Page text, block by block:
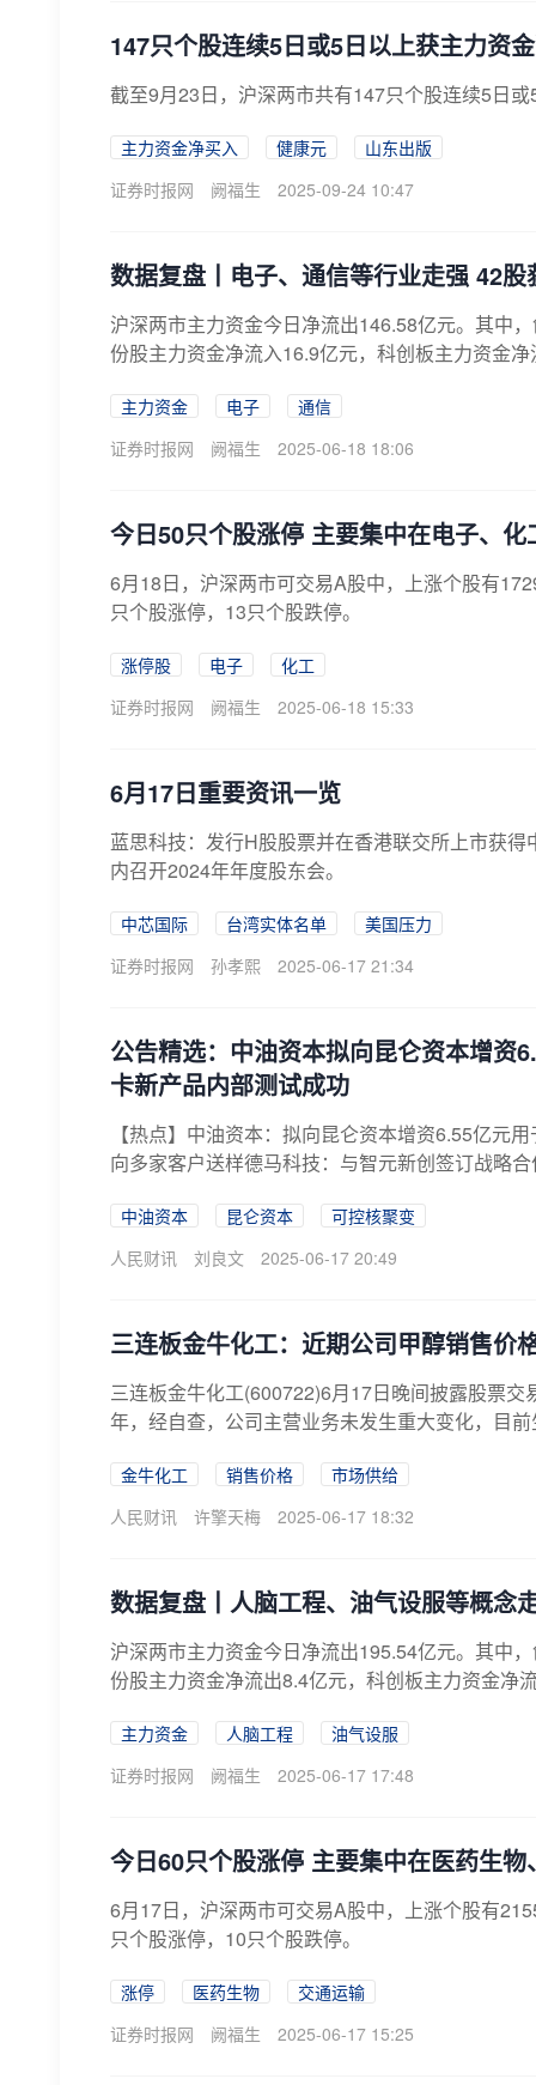
147只个股连续5日或5日以上获主力资
截至9月23日，沪深两市共有147只个股连续5日
主力资金净买入 健康元
山东出版
证券时报网
阙福生 2025-09-24 10:47
数据复盘丨电子、通信等行业走强 42
沪深两市主力资金今日净流出146.58亿元。其中
份股主力资金净流入16.9亿元，科创板主力资金
主力资金 电子
通信
证券时报网
阙福生 2025-06-18 18:06
今日50只个股涨停 主要集中在电子、化
6月18日，沪深两市可交易A股中，上涨个股有
只个股涨停，13只个股跌停。
涨停股 电子
化工
证券时报网
阙福生 2025-06-18 15:33
6月17日重要资讯一览
蓝思科技：发行H股股票并在香港联交所上市获
内召开2024年年度股东会。
中芯国际 台湾实体名单
美国压力
证券时报网
孙孝熙 2025-06-17 21:34
公告精选：中油资本拟向昆仑资本增资
卡新产品内部测试成功
【热点】中油资本：拟向昆仑资本增资6.55亿元
向多家客户送样德马科技：与智元新创签订战略
中油资本 昆仑资本
可控核聚变
人民财讯
刘良文 2025-06-17 20:49
三连板金牛化工：近期公司甲醇销售价
三连板金牛化工(600722)6月17日晚间披露股票
年，经自查，公司主营业务未发生重大变化，目
金牛化工 销售价格
市场供给
人民财讯
许擎天梅 2025-06-17 18:32
数据复盘丨人脑工程、油气设服等概念
沪深两市主力资金今日净流出195.54亿元。其中
份股主力资金净流出8.4亿元，科创板主力资金净
主力资金 人脑工程
油气设服
证券时报网
阙福生 2025-06-17 17:48
今日60只个股涨停 主要集中在医药生
6月17日，沪深两市可交易A股中，上涨个股有
只个股涨停，10只个股跌停。
涨停 医药生物
交通运输
证券时报网
阙福生 2025-06-17 15:25